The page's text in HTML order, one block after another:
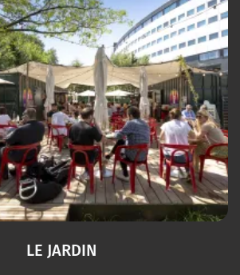
LE JARDIN